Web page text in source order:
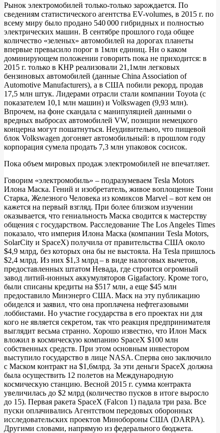
Рынок электромобилей только-только зарождается. По
сведениям статистического агентства EV-volumes, в 2015 г. по
всему миру было продано 540 000 гибридных и полностью
электрических машин. В сентябре прошлого года общее
количество «зеленых» автомобилей на дорогах планеты
впервые превысило порог в 1млн единиц. Ни о каком
доминирующем положении говорить пока не приходится: в
2015 г. только в КНР реализовали 21,1млн легковых
бензиновых автомобилей (данные China Association of
Automotive Manufacturers), а в США побили рекорд, продав
17,5 млн штук. Лидерами отрасли стали компании Toyota (с
показателем 10,1 млн машин) и Volkswagen (9,93 млн).
Впрочем, на фоне скандала с манипуляцией данными о
вредных выбросах автомобилей VW, позиции немецкого
концерна могут пошатнуться. Неудивительно, что пищевой
блок Volkswagen догоняет автомобильный: в прошлом году
корпорация сумела продать 7,3 млн упаковок сосисок.
Пока объем мировых продаж электромобилей не впечатляет.
Говорим «электромобиль» – подразумеваем Tesla Motors
Илона Маска. Гений и изобретатель, живое воплощение Тони
Старка, Железного Человека из комиксов Marvel – вот кем он
кажется на первый взгляд. При более близком изучении
оказывается, что гениальность Маска сводится к мастерству
общения с государством. Расследование The Los Angeles Times
показало, что империя Илона Маска (компании Tesla Motors,
SolarCity и SpaceX) получила от правительства США около
$4,9 млрд, без которых она бы не выстояла. На Tesla пришлось
$2,4 млрд. Из них $1,3 млрд – в виде налоговых вычетов,
предоставленных штатом Невада, где строится огромный
завод литий-ионных аккумуляторов Gigafactory. Кроме того,
были списаны кредиты на $517 млн, а еще $45 млн
предоставило Минэнерго США. Маск на эту публикацию
обиделся и заявил, что она проплачена нефтегазовыми
лоббистами. Но участие государства в его проектах ни для
кого не является секретом, так что реакция предпринимателя
выглядит весьма странно. Хорошо известно, что Илон Маск
вложил в космическую компанию SpaceX $100 млн
собственных средств. При этом основным инвестором
выступило государство в лице NASA. Сперва оно заключило
с Маском контракт на $1,6млрд. За эти деньги SpaceX должна
была осуществить 12 полетов на Международную
космическую станцию. Весной 2015 г. сумма контракта
увеличилась до $2 млрд (количество пусков в итоге выросло
до 15). Первая ракета SpaceX (Falcon 1) падала три раза. Все
пуски оплачивались Агентством передовых оборонных
исследовательских проектов Минобороны США (DARPA).
Другими словами, напрямую из федерального бюджета.